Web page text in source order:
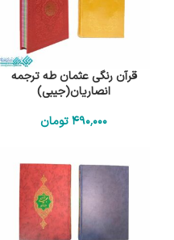
قرآن رنگی عثمان طه ترجمه
انصاریان(جیبی)
490٬000تومان